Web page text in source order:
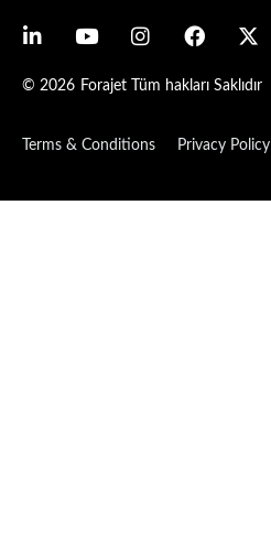
© 2026 Forajet Tüm hakları Saklıdır
Terms & Conditions Privacy Policy